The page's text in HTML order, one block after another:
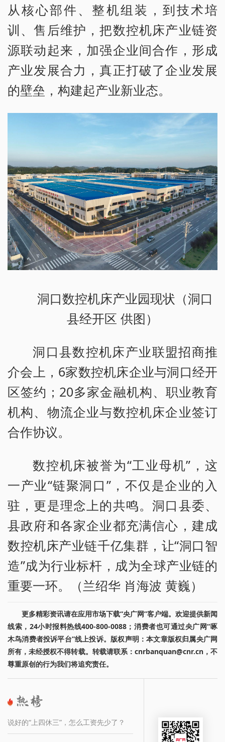
从核心部件、整机组装，到技术培
训、售后维护，把数控机床产业链资
源联动起来，加强企业间合作，形成
产业发展合力，真正打破了企业发展
的壁垒，构建起产业新业态。
洞口数控机床产业园现状（洞口
县经开区 供图）
洞口县数控机床产业联盟招商推
介会上，6家数控机床企业与洞口经开
区签约；20多家金融机构、职业教育
机构、物流企业与数控机床企业签订
合作协议。
数控机床被誉为“工业母机”，这
一产业“链聚洞口”，不仅是企业的入
驻，更是理念上的共鸣。洞口县委、
县政府和各家企业都充满信心，建成
数控机床产业链千亿集群，让“洞口智
造”成为行业标杆，成为全球产业链的
重要一环。（兰绍华 肖海波 黄巍）
更多精彩资讯请在应用市场下载“央广网”客户端。欢迎提供新闻
线索，24小时报料热线400-800-0088；消费者也可通过央广网“啄
木鸟消费者投诉平台”线上投诉。版权声明：本文章版权归属央广网
所有，未经授权不得转载。转载请联系：cnrbanquan@cnr.cn，不
尊重原创的行为我们将追究责任。
说好的“上四休三”，怎么工资先少了？